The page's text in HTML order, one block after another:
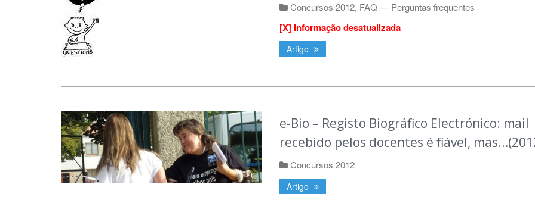
Concursos 2012, FAQ — Perguntas frequentes
[X] Informação desatualizada
Artigo
e-Bio – Registo Biográfico Electrónico: mail
recebido pelos docentes é fiável,
Concursos 2012
Artigo